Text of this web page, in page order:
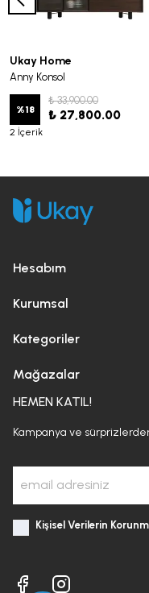
Ukay Home
Anny Konsol
%18
₺ 33,900.00
₺ 27,800.00
2 İçerik
Hesabım
Kurumsal
Kategoriler
Mağazalar
HEMEN KATIL!
Kampanya ve
Kişisel Verilerin